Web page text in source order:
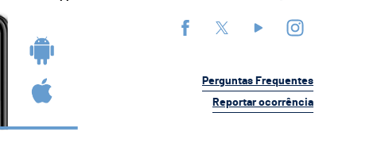
Perguntas Frequentes
Reportar ocorrência